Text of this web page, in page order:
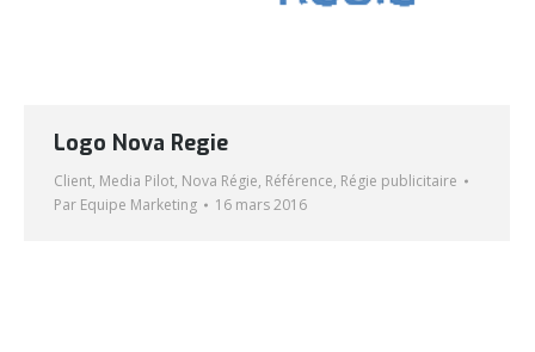
Logo Nova Regie
Client, Media Pilot, Nova Régie, Référence, Régie publicitaire
Par Equipe Marketing 16 mars 2016